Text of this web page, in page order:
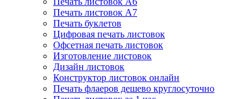
Печать листовок А7
Печать буклетов
Цифровая печать листовок
Офсетная печать листовок
Изготовление листовок
Дизайн листовок
Конструктор листовок онлайн
Печать флаеров дешево круглосуточно